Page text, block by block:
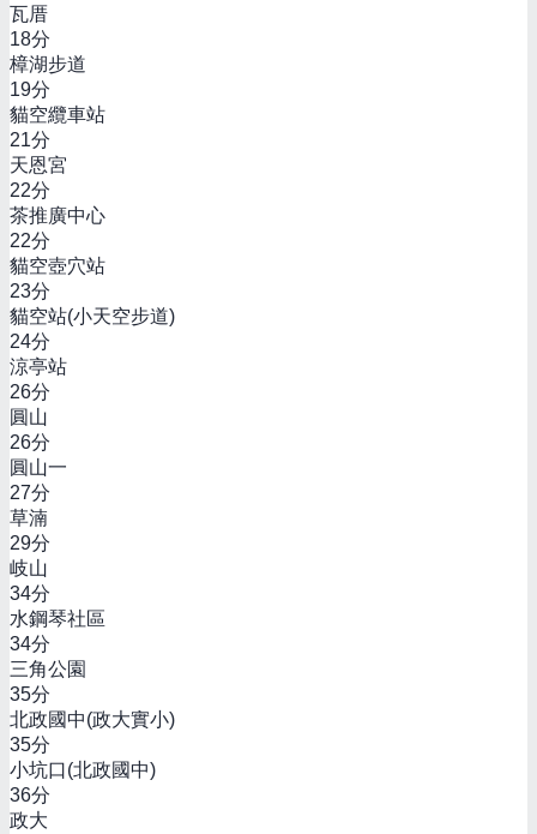
瓦厝
18分
樟湖步道
19分
貓空纜車站
21分
天恩宮
22分
茶推廣中心
22分
貓空壺穴站
23分
貓空站(小天空步道)
24分
涼亭站
26分
圓山
26分
圓山一
27分
草湳
29分
岐山
34分
水鋼琴社區
34分
三角公園
35分
北政國中(政大實小)
35分
小坑口(北政國中)
36分
政大